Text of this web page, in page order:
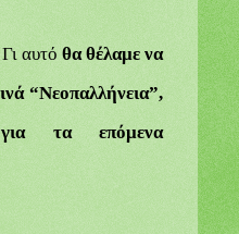
Γι αυτόθα θέλαμε να
“Νεοπαλλήνεια”,
τα επόμενα